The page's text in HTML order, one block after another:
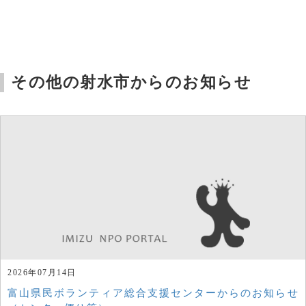
その他の射水市からのお知らせ
2026年07月14日
富山県民ボランティア総合支援センターからのお知らせ